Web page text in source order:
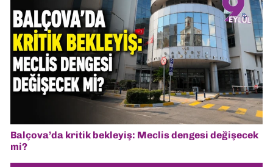
Balçova’da kritik bekleyiş: Meclis dengesi değişecek
mi?